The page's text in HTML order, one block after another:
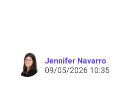
Jennifer Navarro
09/05/2026 10:35